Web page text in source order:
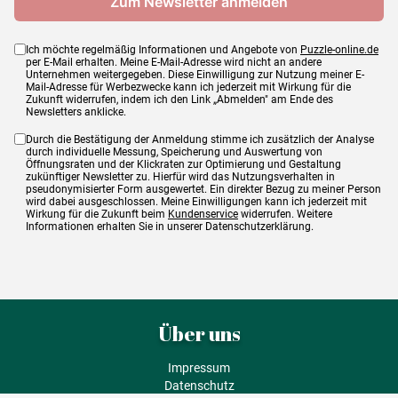
Ich möchte regelmäßig Informationen und Angebote von Puzzle-online.de
per E-Mail erhalten. Meine E-Mail-Adresse wird nicht an andere
Unternehmen weitergegeben. Diese Einwilligung zur Nutzung meiner E-
Mail-Adresse für Werbezwecke kann ich jederzeit mit Wirkung für die
Zukunft widerrufen, indem ich den Link „Abmelden" am Ende des
Newsletters anklicke.
Durch die Bestätigung der Anmeldung stimme ich zusätzlich der Analyse
durch individuelle Messung, Speicherung und Auswertung von
Öffnungsraten und der Klickraten zur Optimierung und Gestaltung
zukünftiger Newsletter zu. Hierfür wird das Nutzungsverhalten in
pseudonymisierter Form ausgewertet. Ein direkter Bezug zu meiner Person
wird dabei ausgeschlossen. Meine Einwilligungen kann ich jederzeit mit
Wirkung für die Zukunft beim Kundenservice widerrufen. Weitere
Informationen erhalten Sie in unserer Datenschutzerklärung.
Über uns
Impressum
Datenschutz